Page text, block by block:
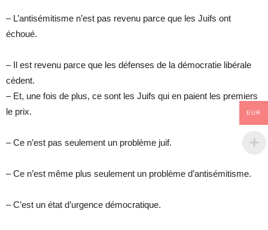
– L’antisémitisme n’est pas revenu parce que les Juifs ont
échoué.
– Il est revenu parce que les défenses de la démocratie libérale
cèdent.
– Et, une fois de plus, ce sont les Juifs qui en paient les premiers
le prix.
– Ce n’est pas seulement un problème juif.
– Ce n’est même plus seulement un problème d’antisémitisme.
– C’est un état d’urgence démocratique.
EUR